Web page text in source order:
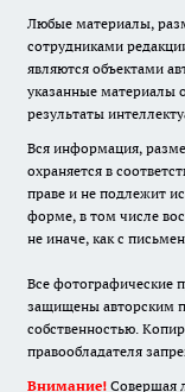
Любые материалы,
сотрудниками
являются объектами
указанные материалы
результаты
Вся информация,
охраняется в
праве и не подлежит
форме, в том числе
не иначе, как с
Все фотографические
защищены авторским
собственностью.
правообладателя
Внимание! Совершая